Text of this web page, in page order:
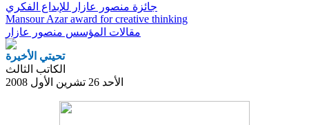
جائزة منصور عازار للإبداع الفكري
Mansour Azar award for creative thinking
مقالات المؤسس منصور عازار
تحيتي الأخيرة
الكاتب الثالث
الأحد 26 تشرين الأول 2008